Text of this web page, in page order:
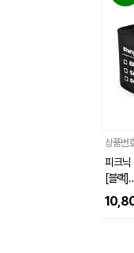
상품번
피크닉
[블랙]